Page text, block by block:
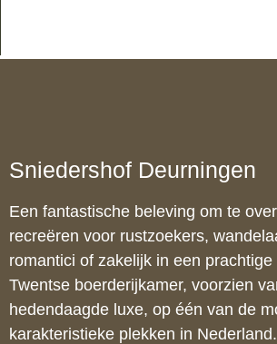
Sniedershof Deurningen
Een fantastische beleving om te
recreëren voor rustzoekers,
romantici of zakelijk in een
Twentse boerderijkamer, voorzien
hedendaagde luxe, op één van de
karakteristieke plekken in Nederland.